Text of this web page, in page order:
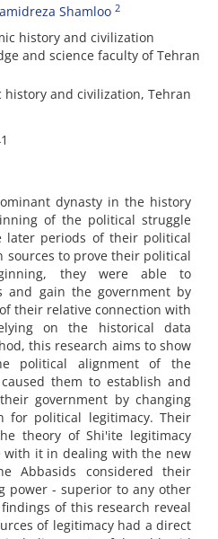
Shamloo 2
history and civilization
and science faculty of Tehran
history and civilization, Tehran
dynasty in the history
of the political struggle
later periods of their political
sources to prove their political
they were able to
and gain the government by
their relative connection with
on the historical data
this research aims to show
political alignment of the
them to establish and
government by changing
for political legitimacy. Their
theory of Shi'ite legitimacy
with it in dealing with the new
Abbasids considered their
power - superior to any other
of this research reveal
of legitimacy had a direct